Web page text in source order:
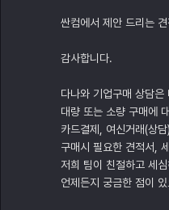
싼컴에서 제안 드리는
감사합니다.
다나와 기업구매 상담
대량 또는 소량 구매에
카드결제, 여신거래(상
구매시 필요한 견적서,
저희 팀이 친절하고 세
언제든지 궁금한 점이